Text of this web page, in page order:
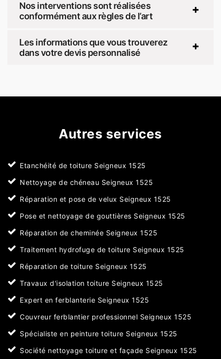
Nos interventions sont réalisées
conformément aux règles de l’art
Les informations que vous trouverez
dans votre devis personnalisé
Autres services
Etanchéité de toiture Seigneux 1525
Nettoyage de chéneau Seigneux 1525
Réparation et pose de velux Seigneux 1525
Pose et nettoyage de gouttières Seigneux 1525
Réparation de cheminée Seigneux 1525
Traitement hydrofuge de toiture Seigneux 1525
Réparation de toiture Seigneux 1525
Travaux d'isolation toiture Seigneux 1525
Expert en ferblanterie Seigneux 1525
Couvreur ferblantier professionnel Seigneux 1525
Spécialiste en peinture toiture Seigneux 1525
Société nettoyage toiture et façade Seigneux 1525